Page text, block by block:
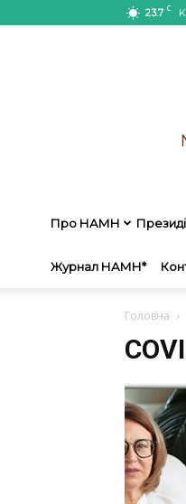
23.7 C
Про НАМН
Журнал НАМН*
Головна